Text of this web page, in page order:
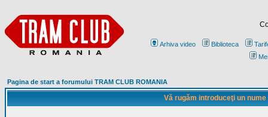
Arhiva video Biblioteca
Pagina de start a forumului TRAM CLUB ROMANIA
Vă rugăm introduceţi un